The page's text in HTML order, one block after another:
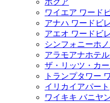
ホクア
ワイエア ワード
アナハ ワードビ
アエオ ワードビ
シンフォニーホ
アラモアナホテ
ザ・リッツ・カ
トランプタワー
イリカイアパート
ワイキキ バニヤ